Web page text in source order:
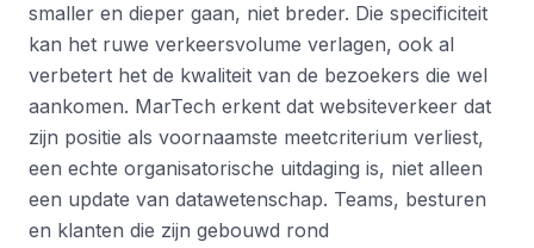
smaller en dieper gaan, niet breder. Die specificiteit
kan het ruwe verkeersvolume verlagen, ook al
verbetert het de kwaliteit van de bezoekers die wel
aankomen. MarTech erkent dat websiteverkeer dat
zijn positie als voornaamste meetcriterium verliest,
een echte organisatorische uitdaging is, niet alleen
een update van datawetenschap. Teams, besturen
en klanten die zijn gebouwd rond